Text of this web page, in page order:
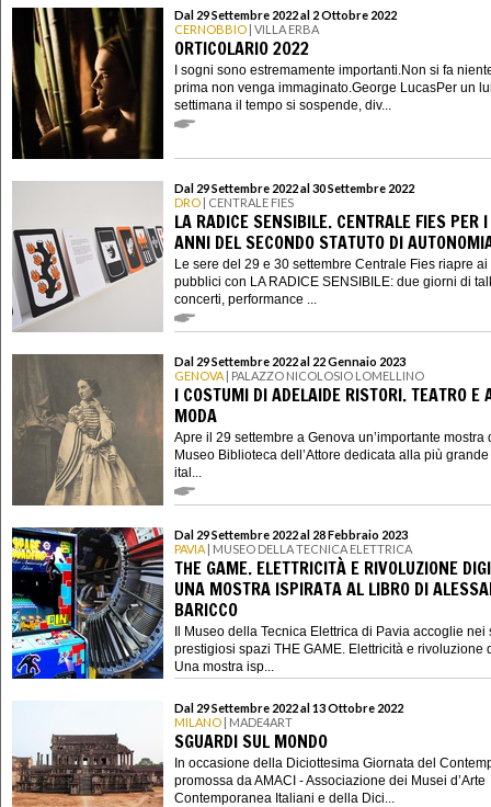
Dal 29 Settembre 2022 al 2 Ottobre 2022
CERNOBBIO | VILLA ERBA
ORTICOLARIO 2022
I sogni sono estremamente importanti.Non si fa
prima non venga immaginato.George LucasPer un
settimana il tempo si sospende, div...
Dal 29 Settembre 2022 al 30 Settembre 2022
DRO | CENTRALE FIES
LA RADICE SENSIBILE. CENTRALE FIES PER
ANNI DEL SECONDO STATUTO DI
Le sere del 29 e 30 settembre Centrale Fies riapre ai
pubblici con LA RADICE SENSIBILE: due giorni di
concerti, performance ...
Dal 29 Settembre 2022 al 22 Gennaio 2023
GENOVA | PALAZZO NICOLOSIO LOMELLINO
I COSTUMI DI ADELAIDE RISTORI. TEATRO E
MODA
Apre il 29 settembre a Genova un’importante mostra
Museo Biblioteca dell’Attore dedicata alla più
ital...
Dal 29 Settembre 2022 al 28 Febbraio 2023
PAVIA | MUSEO DELLA TECNICA ELETTRICA
THE GAME. ELETTRICITÀ E RIVOLUZIONE
UNA MOSTRA ISPIRATA AL LIBRO DI
BARICCO
Il Museo della Tecnica Elettrica di Pavia accoglie nei
prestigiosi spazi THE GAME. Elettricità e rivoluzione
Una mostra isp...
Dal 29 Settembre 2022 al 13 Ottobre 2022
MILANO | MADE4ART
SGUARDI SUL MONDO
In occasione della Diciottesima Giornata del
promossa da AMACI - Associazione dei Musei d’Arte
Contemporanea Italiani e della Dici...